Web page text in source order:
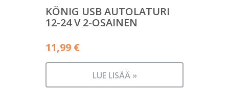
KÖNIG USB AUTOLATURI
12-24 V 2-OSAINEN
11,99 €
LUE LISÄÄ »